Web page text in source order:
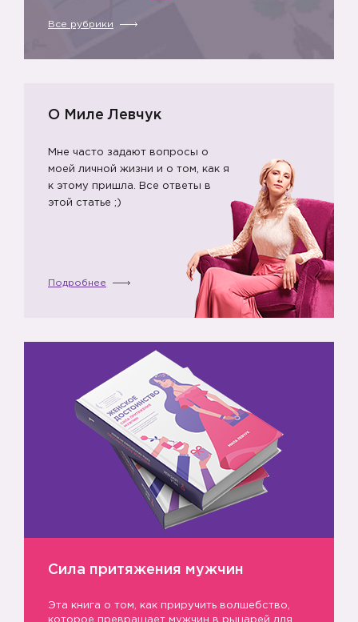
Все рубрики
О Миле Левчук
Мне часто задают вопросы о
моей личной жизни и о том, как я
к этому пришла. Все ответы в
этой статье ;)
Подробнее
Сила притяжения мужчин
Эта книга о том, как приручить волшебство,
которое превращает мужчин в рыцарей для